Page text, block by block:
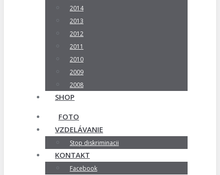
2014
2013
2012
2011
2010
2009
2008
SHOP
FOTO
VZDELÁVANIE
Stop diskriminacii
KONTAKT
Facebook